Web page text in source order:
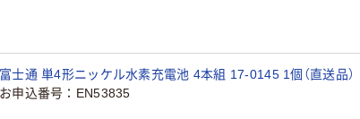
富士通 単4形ニッケル水素充電池 4本組 17-0145 1個（直送品）
お申込番号
EN53835